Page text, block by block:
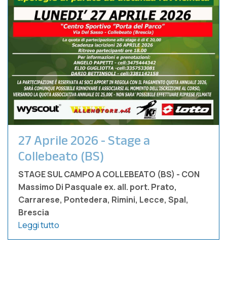
27 Aprile 2026 - Stage a
Collebeato (BS)
STAGE SUL CAMPO A COLLEBEATO (BS) - CON
Massimo Di Pasquale ex. all. port. Prato,
Carrarese, Pontedera, Rimini, Lecce, Spal,
Brescia
Leggi tutto